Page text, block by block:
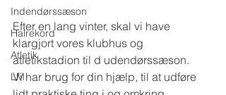
Indendørssæson
Halrekord
Atletik
LM
Efter en lang vinter, skal vi have
klargjort vores klubhus og
atletikstadion til d udendørssæson.
Vi har brug for din hjælp, til at udføre